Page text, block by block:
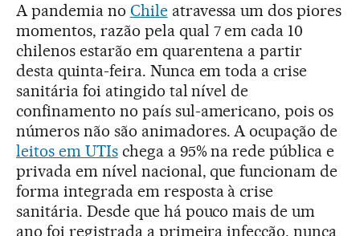
A pandemia no Chileatravessa um dos piores
momentos, razão pela qual 7 em cada 10
chilenos estarão em quarentena a partir
desta quinta-feira. Nunca em toda a crise
sanitária foi atingido tal nível de
confinamento no país sul-americano, pois os
números não são animadores. A ocupação de
leitos em UTIschega a 95% na rede pública e
privada em nível nacional, que funcionam de
forma integrada em resposta à crise
sanitária. Desde que há pouco mais de um
ano foi registrada a primeira infecção, nunca